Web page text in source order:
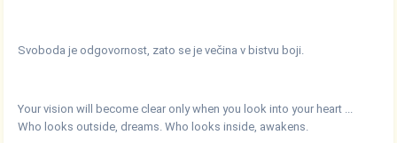
Svoboda je odgovornost, zato se je večina v bistvu boji.
Your vision will become clear only when you look into your heart ...
Who looks outside, dreams. Who looks inside, awakens.